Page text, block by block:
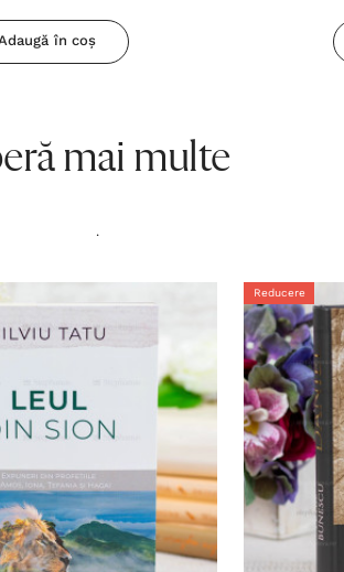
în coș
mai multe
.
Reducere